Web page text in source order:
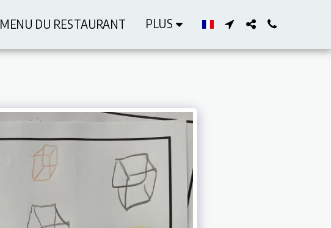
MENU DU RESTAURANT PLUS